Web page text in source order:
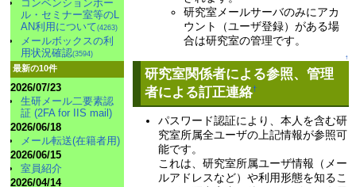
研究室メールサーバのみにアカ
ウント（ユーザ登録）がある場
合は研究室の管理です。
↑
研究室関係者による参照、管理
者による訂正連絡†
パスワード認証により、本人を含む研
究室所属全ユーザの上記情報が参照可
能です。
これは、研究室所属ユーザ情報（メー
ルアドレスなど）や利用形態を知るこ
コンベンションホー
ル・セミナー室等のL
AN利用について(4263)
メールボックスの利
用状況確認(3594)
最新の10件
2026/07/23
生研メール二要素認
証 (2FA for IIS mail)
2026/06/18
メール転送(在籍者用)
2026/06/15
室員紹介
2026/04/14